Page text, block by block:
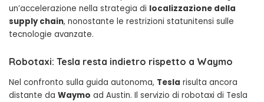
un’accelerazione nella strategia di localizzazione della
supply chain, nonostante le restrizioni statunitensi sulle
tecnologie avanzate.
Robotaxi: Tesla resta indietro rispetto a Waymo
Nel confronto sulla guida autonoma, Tesla risulta ancora
distante da Waymo ad Austin. Il servizio di robotaxi di Tesla